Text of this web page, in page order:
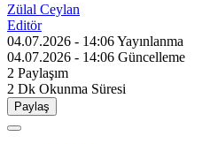
Zülal Ceylan
Editör
04.07.2026 - 14:06Yayınlanma
04.07.2026 - 14:06 Güncelleme
2 Paylaşım
2 Dk Okunma Süresi
Paylaş